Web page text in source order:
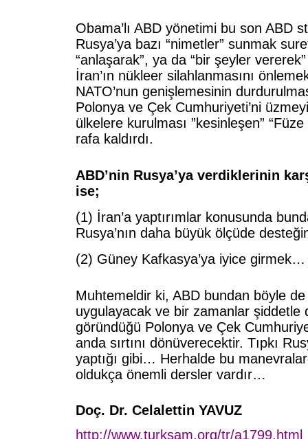
Obama’lı ABD yönetimi bu son ABD
Rusya’ya bazı “nimetler” sunmak
“anlaşarak”, ya da “bir şeyler
İran’ın nükleer silahlanmasını
NATO’nun genişlemesinin
Polonya ve Çek Cumhuriyeti’ni
ülkelere kurulması ”kesinleşen”
rafa kaldırdı.
ABD’nin Rusya’ya verdiklerinin
ise;
(1) İran’a yaptırımlar konusunda
Rusya’nın daha büyük ölçüde
(2) Güney Kafkasya’ya iyice girmek…
Muhtemeldir ki, ABD bundan böyle
uygulayacak ve bir zamanlar şiddetle
göründüğü Polonya ve Çek
anda sırtını dönüverecektir. Tıpkı
yaptığı gibi… Herhalde bu
oldukça önemli dersler vardır…
Doç. Dr. Celalettin YAVUZ
http://www.turksam.org/tr/a1799.html